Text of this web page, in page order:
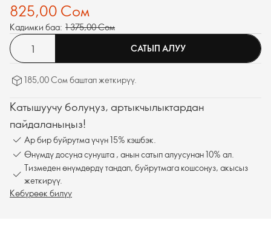
825,00 Сом
Кадимки баа: 1 375,00 Сом
САТЫП АЛУУ
185,00 Сом баштап жеткирүү.
Катышуучу болуңуз, артыкчылыктардан
пайдаланыңыз!
Ар бир буйрутма үчүн 15% кэшбэк.
Өнүмдү досуңа сунушта , анын сатып алуусунан 10% ал.
Тизмеден өнүмдөрдү тандап, буйрутмага кошсоңуз, акысыз
жеткирүү.
Көбүрөөк билүү